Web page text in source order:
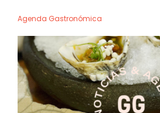
Agenda Gastronómica